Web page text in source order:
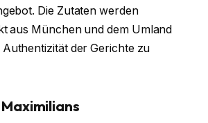
Die Zutaten werden
aus München und dem Umland
der Gerichte zu